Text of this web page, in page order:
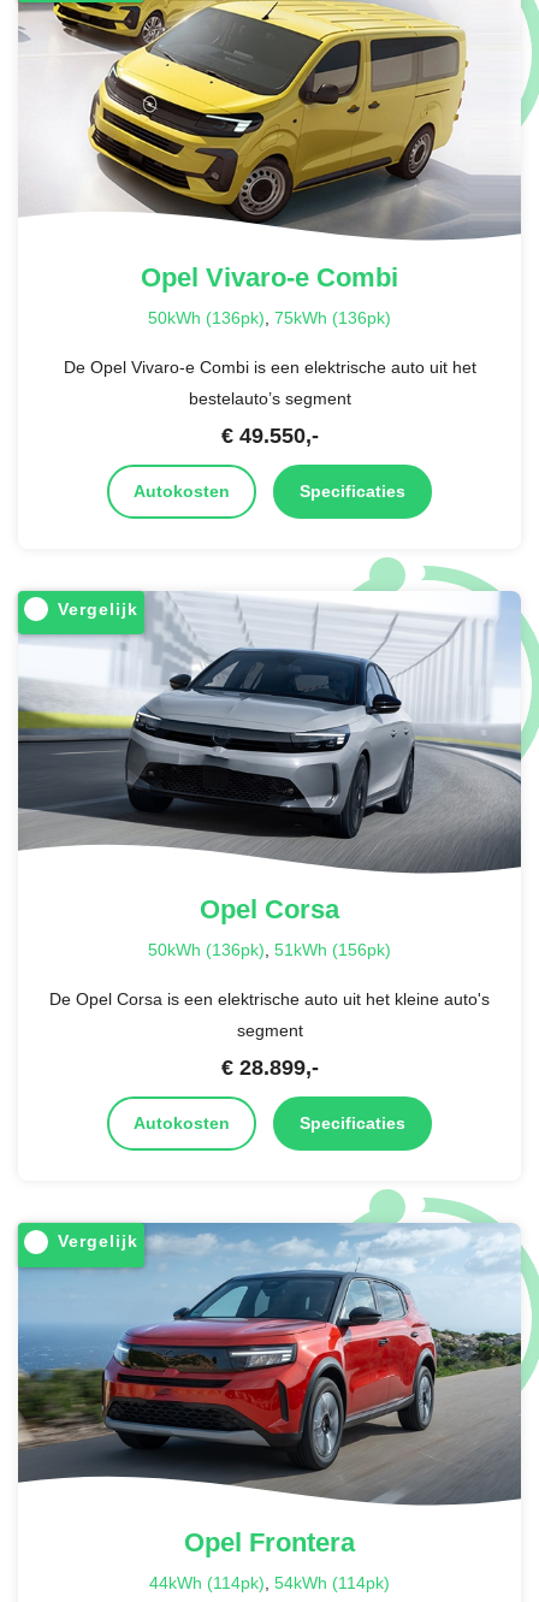
Opel Vivaro-e Combi
50kWh (136pk), 75kWh (136pk)
De Opel Vivaro-e Combi is een elektrische auto uit het
bestelauto’s segment
€ 49.550,-
Autokosten Specificaties
Vergelijk
Opel Corsa
50kWh (136pk), 51kWh (156pk)
De Opel Corsa is een elektrische auto uit het kleine auto's
segment
€ 28.899,-
Autokosten Specificaties
Vergelijk
Opel Frontera
44kWh (114pk) 54kWh (114pk)